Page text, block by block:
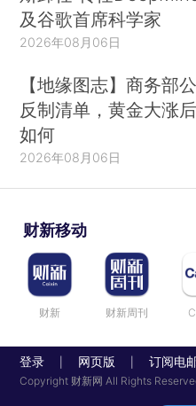
及谷歌首席科学家
2026年08月06日
【地缘图志】商务部
反制清单，黄金大涨
如何
2026年08月06日
财新移动
财新 财新周刊
登录 网页版 订阅电
Copyright 财新网 All Rights